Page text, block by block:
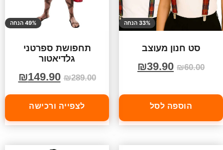
33% הנחה
סט חנון מעוצב
₪60.00
₪39.90
הוספה לסל
49% הנחה
תחפושת ספרטני
גלדיאטור
₪289.00
₪149.90
לצפייה ורכישה